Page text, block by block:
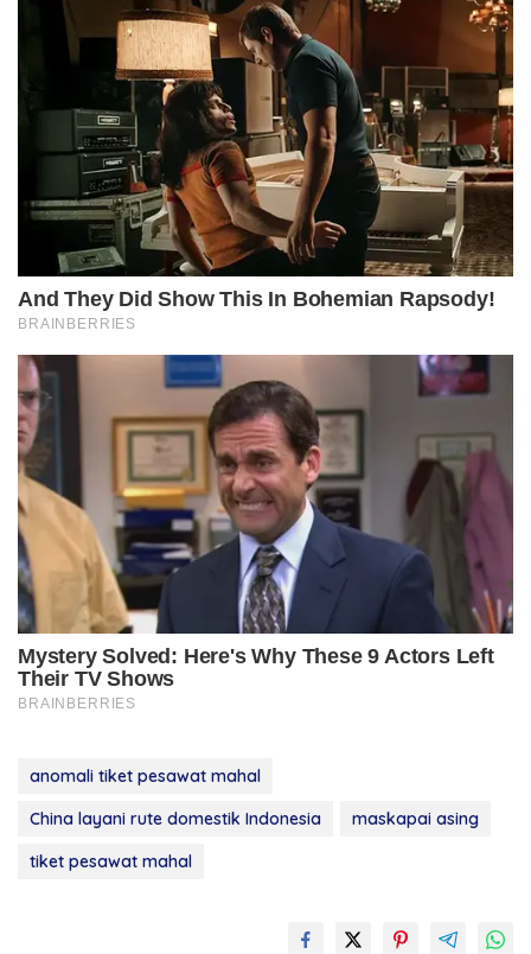
anomali tiket pesawat mahal
China layani rute domestik Indonesia
maskapai asing
tiket pesawat mahal